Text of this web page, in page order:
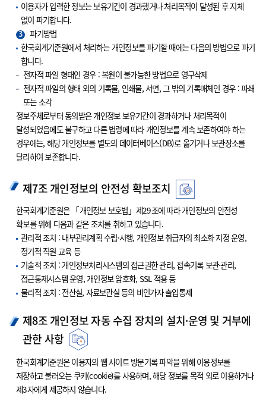
이용자가 입력한 정보는 보유기간이 경과했거나 처리목적이 달성된 후 지체
없이 파기합니다.
3
파기방법
한국회계기준원에서 처리하는 개인정보를 파기할 때에는 다음의 방법으로 파기
합니다.
전자적 파일 형태인 경우 : 복원이 불가능한 방법으로 영구삭제
전자적 파일의 형태 외의 기록물, 인쇄물, 서면, 그 밖의 기록매체인 경우 : 파쇄
또는 소각
정보주체로부터 동의받은 개인정보 보유기간이 경과하거나 처리목적이
달성되었음에도 불구하고 다른 법령에 따라 개인정보를 계속 보존하여야 하는
경우에는, 해당 개인정보를 별도의 데이터베이스(DB)로 옮기거나 보관장소를
달리하여 보존합니다.
제7조 개인정보의 안전성 확보조치
한국회계기준원은 「개인정보 보호법」제29조에 따라 개인정보의 안전성
확보를 위해 다음과 같은 조치를 취하고 있습니다.
관리적 조치 : 내부관리계획 수립·시행, 개인정보 취급자의 최소화 지정 운영,
정기적 직원 교육 등
기술적 조치 : 개인정보처리시스템의 접근권한 관리, 접속기록 보관·관리,
접근통제시스템 운영, 개인정보 암호화, SSL 적용 등
물리적 조치 : 전산실, 자료보관실 등의 비인가자 출입통제
제8조 개인정보 자동 수집 장치의 설치·운영 및 거부에
관한 사항
한국회계기준원은 이용자의 웹 사이트 방문기록 파악을 위해 이용정보를
저장하고 불러오는 쿠키(cookie)를 사용하며, 해당 정보를 목적 외로 이용하거나
제3자에게 제공하지 않습니다.